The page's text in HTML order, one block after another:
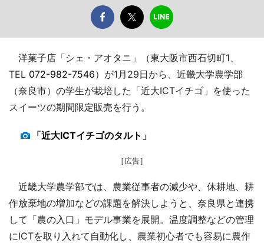
洋菓子店「シェ・アオタニ」（東大阪市西石切町1、
TEL 072-982-7546）が1月29日から、近畿大学農学部
（奈良市）の学生が栽培した「近大ICTイチゴ」を使った
スイーツの期間限定販売を行う。
「近大ICTイチゴのタルト」
［広告］
近畿大学農学部では、農業従事者の減少や、休耕地、耕
作放棄地の増加などの課題を解決しようと、奈良県と連携
して「農の入口」モデル事業を展開。温度調整などの管理
にICTを取り入れて自動化し、農業初心者でも容易に農作